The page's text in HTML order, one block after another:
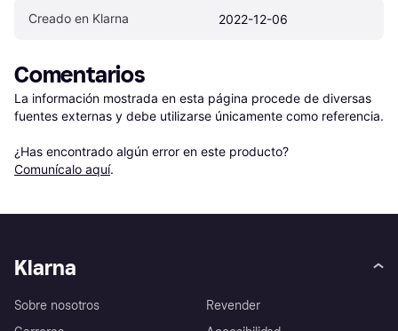
Creado en Klarna 2022-12-06
Comentarios
La información mostrada en esta página procede de diversas
fuentes externas y debe utilizarse únicamente como referencia.
¿Has encontrado algún error en este producto?
Comunícalo aquí.
Klarna
Sobre nosotros
Revender